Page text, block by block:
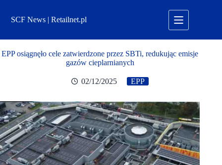
treściSCF News | Retailnet.pl
EPP osiągnęło cele zatwierdzone przez SBTi, redukując emisje
gazów cieplarnianych
02/12/2025 EPP